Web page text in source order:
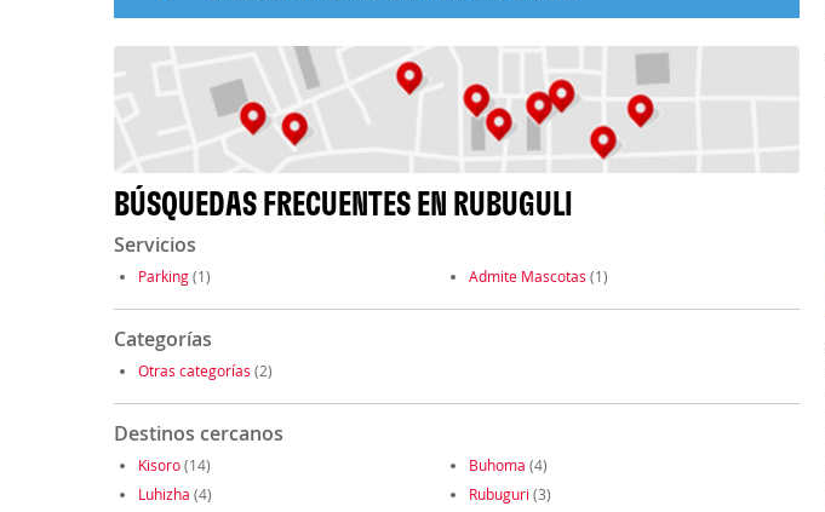
BÚSQUEDAS FRECUENTES EN RUBUGULI
Servicios
Parking(1) Admite Mascotas (1)
Categorías
Otras categorías (2)
Destinos cercanos
Kisoro(14) Buhoma (4)
Luhizha (4) Rubuguri (3)